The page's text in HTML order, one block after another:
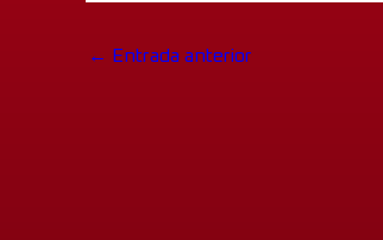
← Entrada anterior